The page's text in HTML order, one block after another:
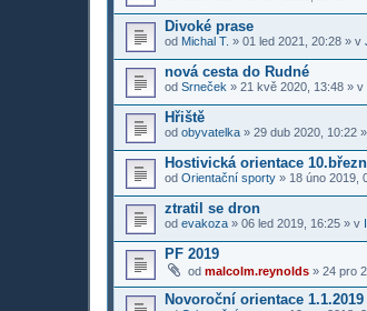
Divoké prase
od Michal T. » 01 led 2021, 20:28 » v
nová cesta do Rudné
od Srneček » 21 kvě 2020, 13:48 » v
Hřiště
od obyvatelka » 29 dub 2020, 10:22
Hostivická orientace
od Orientační sporty » 18 úno 2019,
ztratil se dron
od evakoza » 06 led 2019, 16:25 » v
PF 2019
od malcolm.reynolds » 24 pro
Novoroční orientace 1.1.2019